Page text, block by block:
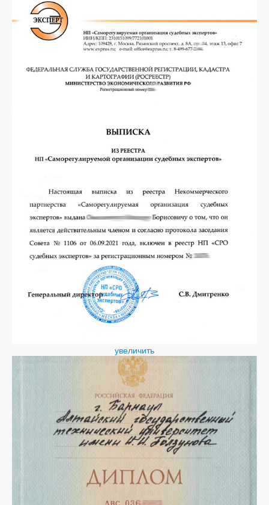
увеличить